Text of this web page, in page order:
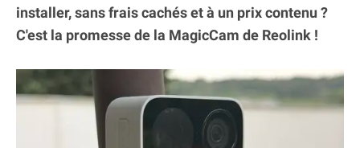
installer, sans frais cachés et à un prix contenu ?
C'est la promesse de la MagicCam de Reolink !